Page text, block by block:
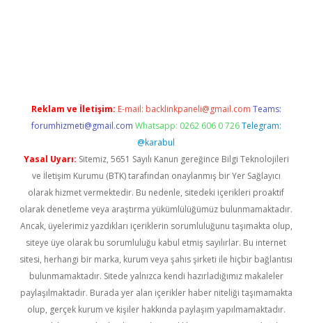
Reklam ve İletişim: E-mail: backlinkpaneli@gmail.com Teams:
forumhizmeti@gmail.com Whatsapp: 0262 606 0 726 Telegram:
@karabul
Yasal Uyarı: Sitemiz, 5651 Sayılı Kanun gereğince Bilgi Teknolojileri
ve İletişim Kurumu (BTK) tarafından onaylanmış bir Yer Sağlayıcı
olarak hizmet vermektedir. Bu nedenle, sitedeki içerikleri proaktif
olarak denetleme veya araştırma yükümlülüğümüz bulunmamaktadır.
Ancak, üyelerimiz yazdıkları içeriklerin sorumluluğunu taşımakta olup,
siteye üye olarak bu sorumluluğu kabul etmiş sayılırlar. Bu internet
sitesi, herhangi bir marka, kurum veya şahıs şirketi ile hiçbir bağlantısı
bulunmamaktadır. Sitede yalnızca kendi hazırladığımız makaleler
paylaşılmaktadır. Burada yer alan içerikler haber niteliği taşımamakta
olup, gerçek kurum ve kişiler hakkında paylaşım yapılmamaktadır.